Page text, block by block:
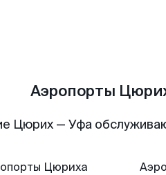
Аэропорты
Цюрих — Уфа
Цюриха